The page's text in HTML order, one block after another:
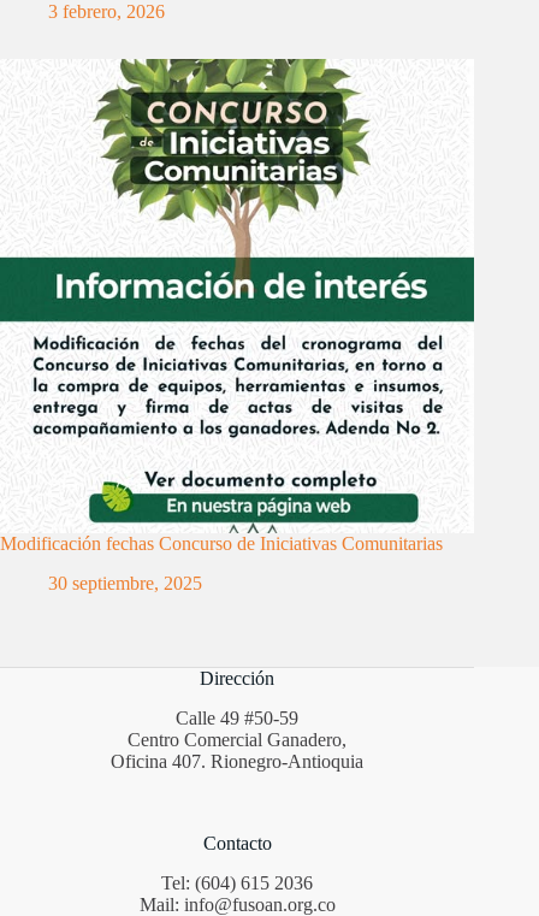
3 febrero, 2026
Modificación fechas Concurso de Iniciativas Comunitarias
30 septiembre, 2025
Dirección
Calle 49 #50-59
Centro Comercial Ganadero,
Oficina 407. Rionegro-Antioquia
Contacto
Tel: (604) 615 2036
Mail: info@fusoan.org.co